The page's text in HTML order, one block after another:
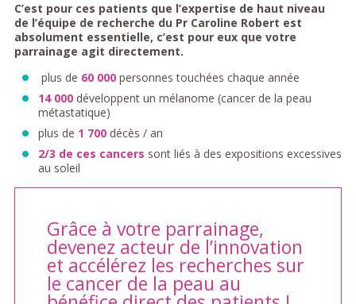
C’est pour ces patients que l’expertise de haut niveau
de l’équipe de recherche du Pr Caroline Robert est
absolument essentielle, c’est pour eux que votre
parrainage agit directement.
plus de 60 000 personnes touchées chaque année
14 000 développent un mélanome (cancer de la peau
métastatique)
plus de 1 700décès / an
2/3 de ces cancers sont liés à des expositions excessives
au soleil
Grâce à votre parrainage,
devenez acteur de l’innovation
et accélérez les recherches sur
le cancer de la peau au